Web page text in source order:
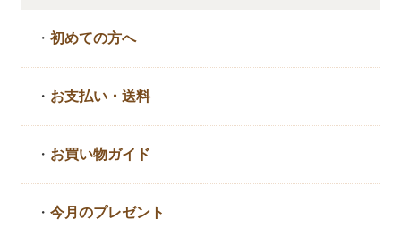
・初めての方へ
・ お支払い・送料
・ お買い物ガイド
・今月のプレゼント